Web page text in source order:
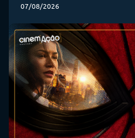
07/08/2026